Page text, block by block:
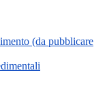
(da pubblicare